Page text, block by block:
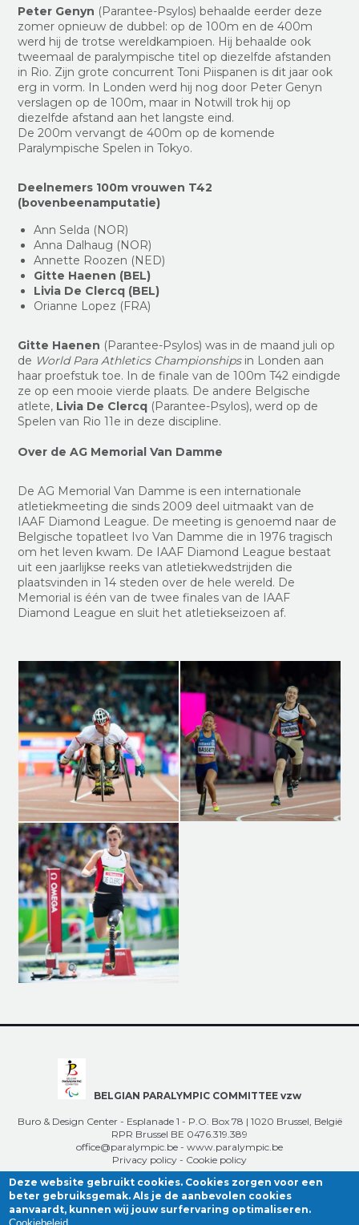
Peter Genyn (Parantee-Psylos) behaalde eerder deze
zomer opnieuw de dubbel: op de 100m en de 400m
werd hij de trotse wereldkampioen. Hij behaalde ook
tweemaal de paralympische titel op diezelfde afstanden
in Rio. Zijn grote concurrent Toni Piispanen is dit jaar ook
erg in vorm. In Londen werd hij nog door Peter Genyn
verslagen op de 100m, maar in Notwill trok hij op
diezelfde afstand aan het langste eind.
De 200m vervangt de 400m op de komende
Paralympische Spelen in Tokyo.
Deelnemers 100m vrouwen T42
(bovenbeenamputatie)
Ann Selda (NOR)
Anna Dalhaug (NOR)
Annette Roozen (NED)
Gitte Haenen (BEL)
Livia De Clercq (BEL)
Orianne Lopez (FRA)
Gitte Haenen (Parantee-Psylos) was in de maand juli op
de World Para Athletics Championshipsin Londen aan
haar proefstuk toe. In de finale van de 100m T42 eindigde
ze op een mooie vierde plaats. De andere Belgische
atlete, Livia De Clercq (Parantee-Psylos), werd op de
Spelen van Rio 11e in deze discipline.
Over de AG Memorial Van Damme
De AG Memorial Van Damme is een internationale
atletiekmeeting die sinds 2009 deel uitmaakt van de
IAAF Diamond League. De meeting is genoemd naar de
Belgische topatleet Ivo Van Damme die in 1976 tragisch
om het leven kwam. De IAAF Diamond League bestaat
uit een jaarlijkse reeks van atletiekwedstrijden die
plaatsvinden in 14 steden over de hele wereld. De
Memorial is één van de twee finales van de IAAF
Diamond League en sluit het atletiekseizoen af.
BELGIAN PARALYMPIC COMMITTEE vzw
Buro & Design Center - Esplanade 1 - P.O. Box 78 | 1020 Brussel, België
RPR Brussel BE 0476.319.389
office@paralympic.be - www.paralympic.be
Privacy policy - Cookie policy
Deze website gebruikt cookies. Cookies zorgen voor een
beter gebruiksgemak. Als je de aanbevolen cookies
aanvaardt, kunnen wij jouw surfervaring optimaliseren.